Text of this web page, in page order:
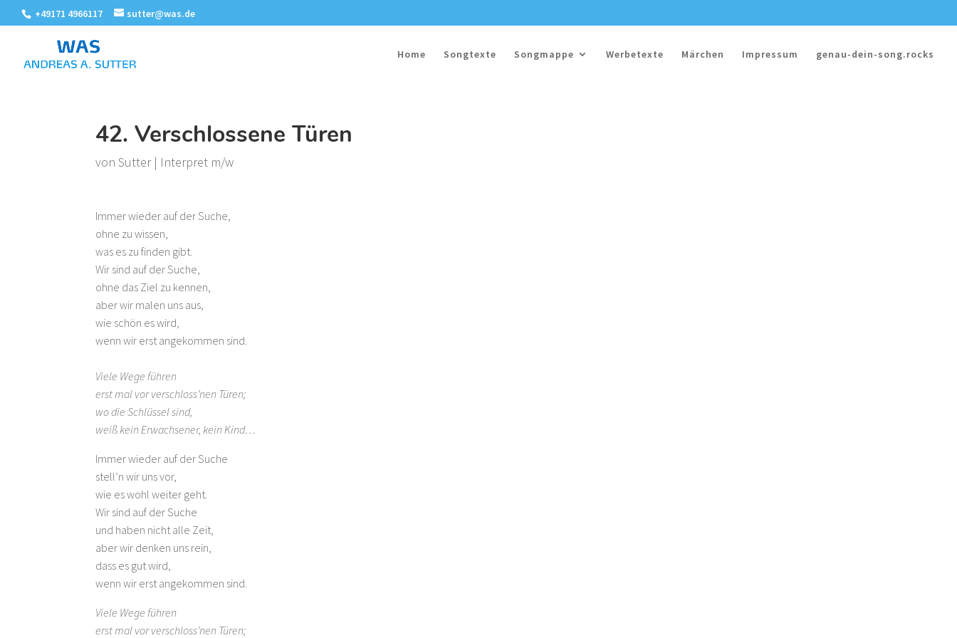
+49171 4966117 sutter@was.de
Home Songtexte Songmappe Werbetexte Märchen Impressum genau-dein-song.rocks
42. Verschlossene Türen
vonSutter| Interpret m/w
Immer wieder auf der Suche,
ohne zu wissen,
was es zu finden gibt.
Wir sind auf der Suche,
ohne das Ziel zu kennen,
aber wir malen uns aus,
wie schön es wird,
wenn wir erst angekommen sind.
Viele Wege führen
erst mal vor verschloss’nen Türen;
wo die Schlüssel sind,
weiß kein Erwachsener, kein Kind…
Immer wieder auf der Suche
stell’n wir uns vor,
wie es wohl weiter geht.
Wir sind auf der Suche
und haben nicht alle Zeit,
aber wir denken uns rein,
dass es gut wird,
wenn wir erst angekommen sind.
Viele Wege führen
erst mal vor verschloss’nen Türen;